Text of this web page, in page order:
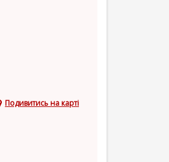
Подивитись на карті